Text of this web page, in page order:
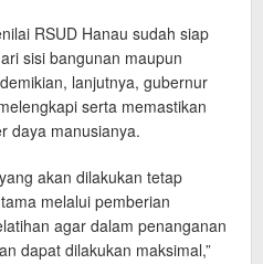
RSUD Hanau sudah siap
sisi bangunan maupun
lanjutnya, gubernur
serta memastikan
daya manusianya.
akan dilakukan tetap
melalui pemberian
agar dalam penanganan
dapat dilakukan maksimal,”